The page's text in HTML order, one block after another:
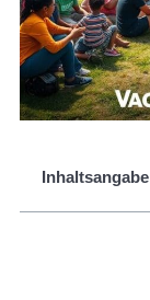
Inhaltsangabe